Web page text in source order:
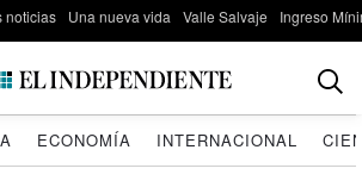
noticias Una nueva vida Valle Salvaje Ingreso
ECONOMÍA INTERNACIONAL